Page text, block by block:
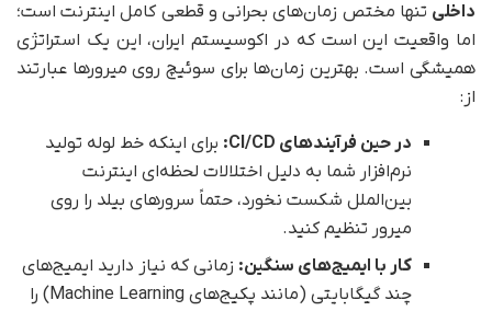
داخلی تنها مختص زمان‌های بحرانی و قطعی کامل اینترنت است؛
اما واقعیت این است که در اکوسیستم ایران، این یک استراتژی
همیشگی است. بهترین زمان‌ها برای سوئیچ روی میرورها عبارتند
از:
در حین فرآیندهای CI/CD
: برای اینکه خط لوله تولید
نرم‌افزار شما به دلیل اختلالات لحظه‌ای اینترنت
بین‌الملل شکست نخورد، حتماً سرورهای بیلد را روی
میرور تنظیم کنید.
کار با ایمیج‌های سنگین: زمانی که نیاز دارید ایمیج‌های
چند گیگابایتی (مانند پکیج‌های Machine Learning) را